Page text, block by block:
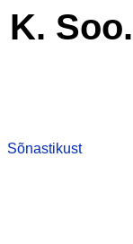
K.
Sõnastikust